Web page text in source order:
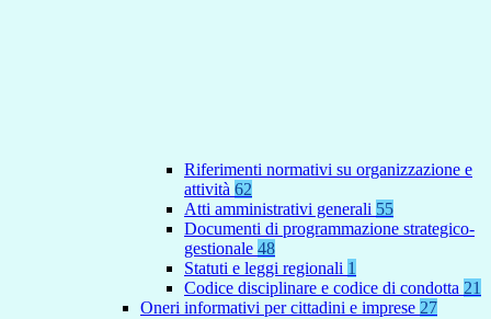
Riferimenti normativi su organizzazione e
attività 62
Atti amministrativi generali 55
Documenti di programmazione strategico-
gestionale 48
Statuti e leggi regionali 1
Codice disciplinare e codice di condotta 21
Oneri informativi per cittadini e imprese 27